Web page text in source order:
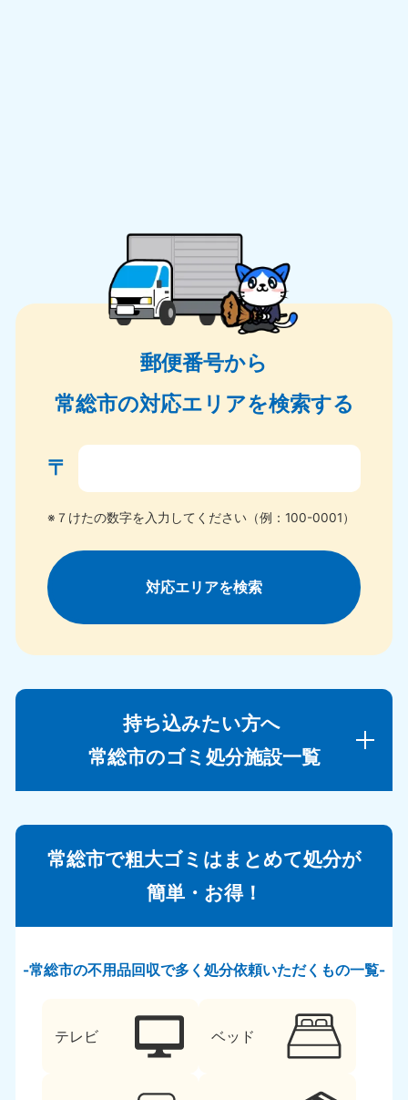
郵便番号から
常総市の対応エリアを検索する
〒
※７けたの数字を入力してください（例：100-0001）
対応エリアを検索
持ち込みたい方へ
常総市のゴミ処分施設一覧
常総市で粗大ゴミはまとめて処分が
簡単・お得！
常総市の不用品回収で多く処分依頼いただくもの一覧
テレビ ベッド